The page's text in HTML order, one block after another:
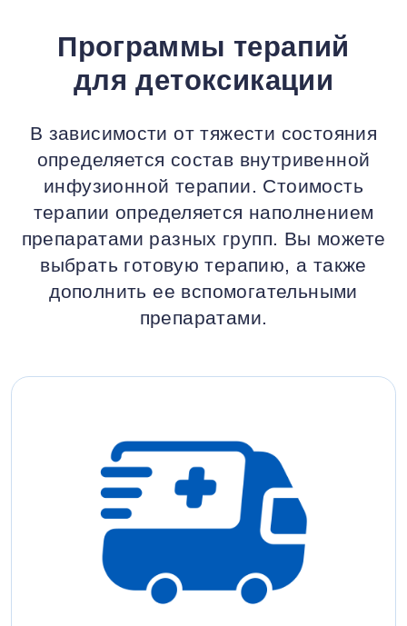
Программы терапий
для детоксикации
В зависимости от тяжести состояния
определяется состав внутривенной
инфузионной терапии. Стоимость
терапии определяется наполнением
препаратами разных групп. Вы можете
выбрать готовую терапию, а также
дополнить ее вспомогательными
препаратами.